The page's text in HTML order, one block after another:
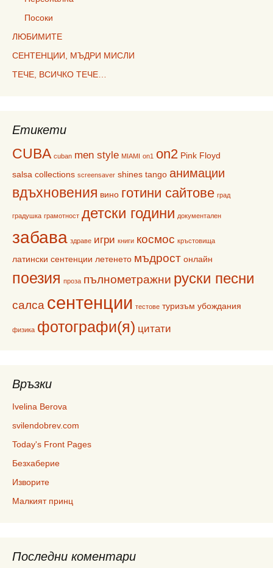
Посоки
ЛЮБИМИТЕ
СЕНТЕНЦИИ, МЪДРИ МИСЛИ
ТЕЧЕ, ВСИЧКО ТЕЧЕ…
Етикети
CUBA cuban men style MIAMI on1 on2 Pink Floyd
salsa collections screensaver shines tango анимации
вдъхновения вино готини сайтове град
градушка грамотност детски години документален
забава здраве игри книги космос кръстовища
латински сентенции летенето мъдрост онлайн
поезия проза пълнометражни руски песни
салса сентенции тестове туризъм убождания
физика фотографи(я) цитати
Връзки
Ivelina Berova
svilendobrev.com
Today's Front Pages
Безхаберие
Изворите
Малкият принц
Последни коментари